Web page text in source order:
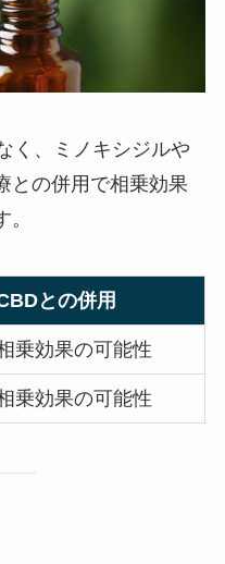
く、ミノキシジルや
との併用で相乗効果
との併用
乗効果の可能性
乗効果の可能性